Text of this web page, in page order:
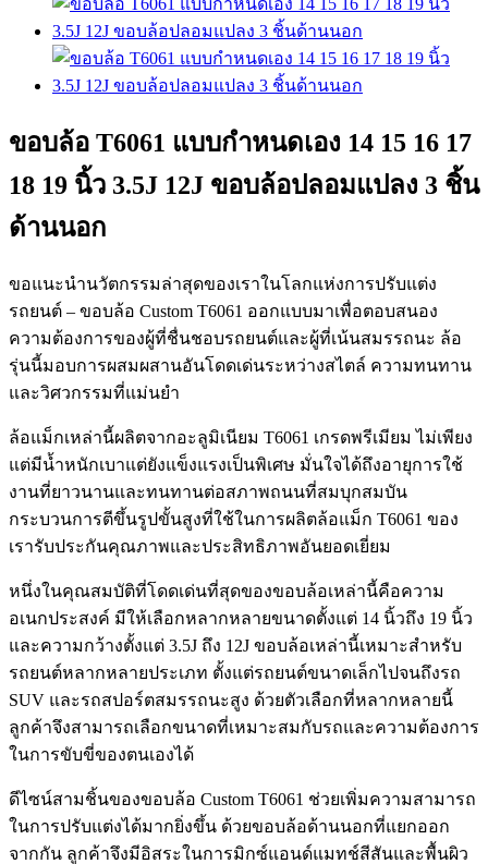
ขอบล้อ T6061 แบบกำหนดเอง 14 15 16 17
18 19 นิ้ว 3.5J 12J ขอบล้อปลอมแปลง 3 ชิ้น
ด้านนอก
ขอแนะนำนวัตกรรมล่าสุดของเราในโลกแห่งการปรับแต่ง
รถยนต์ – ขอบล้อ Custom T6061 ออกแบบมาเพื่อตอบสนอง
ความต้องการของผู้ที่ชื่นชอบรถยนต์และผู้ที่เน้นสมรรถนะ ล้อ
รุ่นนี้มอบการผสมผสานอันโดดเด่นระหว่างสไตล์ ความทนทาน
และวิศวกรรมที่แม่นยำ
ล้อแม็กเหล่านี้ผลิตจากอะลูมิเนียม T6061 เกรดพรีเมียม ไม่เพียง
แต่มีน้ำหนักเบาแต่ยังแข็งแรงเป็นพิเศษ มั่นใจได้ถึงอายุการใช้
งานที่ยาวนานและทนทานต่อสภาพถนนที่สมบุกสมบัน
กระบวนการตีขึ้นรูปขั้นสูงที่ใช้ในการผลิตล้อแม็ก T6061 ของ
เรารับประกันคุณภาพและประสิทธิภาพอันยอดเยี่ยม
หนึ่งในคุณสมบัติที่โดดเด่นที่สุดของขอบล้อเหล่านี้คือความ
อเนกประสงค์ มีให้เลือกหลากหลายขนาดตั้งแต่ 14 นิ้วถึง 19 นิ้ว
และความกว้างตั้งแต่ 3.5J ถึง 12J ขอบล้อเหล่านี้เหมาะสำหรับ
รถยนต์หลากหลายประเภท ตั้งแต่รถยนต์ขนาดเล็กไปจนถึงรถ
SUV และรถสปอร์ตสมรรถนะสูง ด้วยตัวเลือกที่หลากหลายนี้
ลูกค้าจึงสามารถเลือกขนาดที่เหมาะสมกับรถและความต้องการ
ในการขับขี่ของตนเองได้
ดีไซน์สามชิ้นของขอบล้อ Custom T6061 ช่วยเพิ่มความสามารถ
ในการปรับแต่งได้มากยิ่งขึ้น ด้วยขอบล้อด้านนอกที่แยกออก
จากกัน ลูกค้าจึงมีอิสระในการมิกซ์แอนด์แมทช์สีสันและพื้นผิว